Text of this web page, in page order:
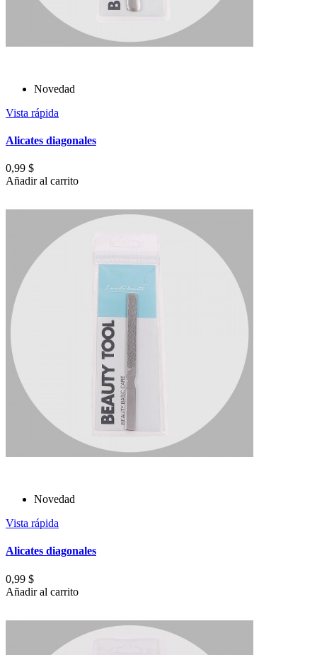
Novedad
Vista rápida
Alicates diagonales
0,99 $
Añadir al carrito
Novedad
Vista rápida
Alicates diagonales
0,99 $
Añadir al carrito